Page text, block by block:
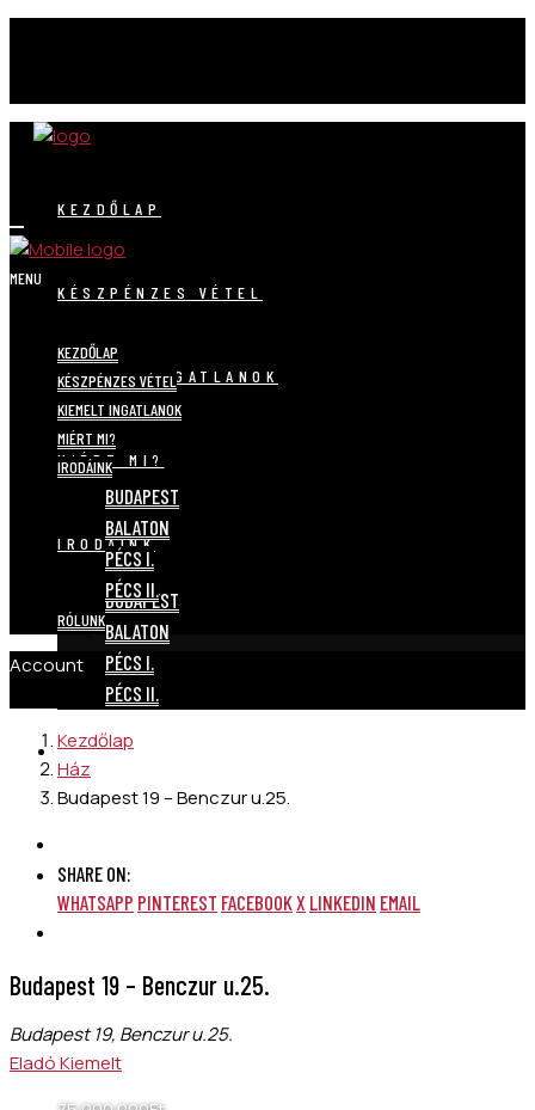
KEZDŐLAP
KÉSZPÉNZES VÉTEL
KIEMELT INGATLANOK
MIÉRT MI?
IRODÁINK
BUDAPEST
BALATON
PÉCS I.
PÉCS II.
RÓLUNK
MENU
KEZDŐLAP
KÉSZPÉNZES VÉTEL
KIEMELT INGATLANOK
MIÉRT MI?
IRODÁINK
BUDAPEST
BALATON
PÉCS I.
PÉCS II.
RÓLUNK
Account
Kezdőlap
Ház
Budapest 19 – Benczur u.25.
SHARE ON:
WHATSAPP PINTEREST FACEBOOKX LINKEDIN EMAIL
Budapest 19 – Benczur u.25.
Budapest 19, Benczur u.25.
EladóKiemelt